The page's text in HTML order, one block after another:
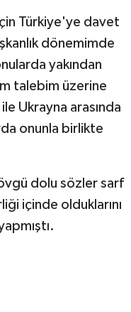
Türkiye'ye davet
dönemimde
yakından
talebim üzerine
Ukrayna arasında
onunla birlikte
dolu sözler sarf
içinde olduklarını